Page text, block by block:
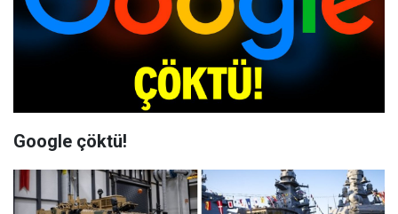
Google çöktü!